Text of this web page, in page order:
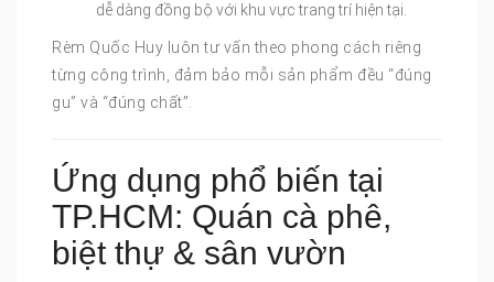
dễ dàng đồng bộ với khu vực trang trí hiện tại.
Rèm Quốc Huy luôn tư vấn theo phong cách riêng
từng công trình, đảm bảo mỗi sản phẩm đều “đúng
gu” và “đúng chất”.
Ứng dụng phổ biến tại
TP.HCM: Quán cà phê,
biệt thự & sân vườn